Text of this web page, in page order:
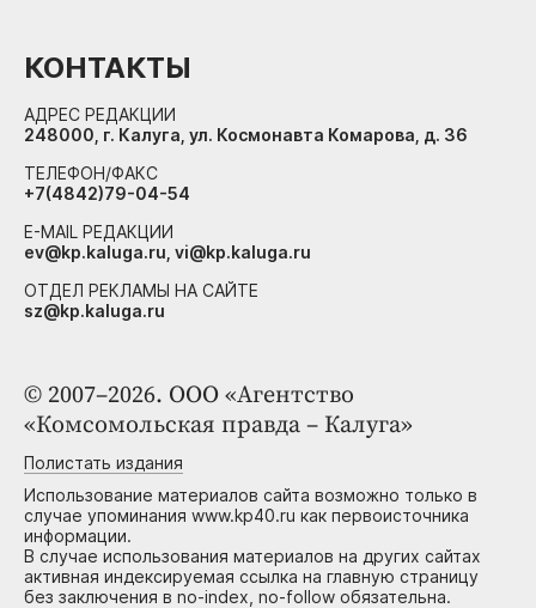
© 2007–2026. ООО «Агентство
«Комсомольская правда – Калуга»
Полистать издания
Использование материалов сайта возможно только в
случае упоминания www.kp40.ru как первоисточника
информации.
В случае использования материалов на других сайтах
активная индексируемая ссылка на главную страницу
без заключения в no-index, no-follow обязательна.
КОНТАКТЫ
АДРЕС РЕДАКЦИИ
248000, г. Калуга, ул. Космонавта Комарова, д. 36
ТЕЛЕФОН/ФАКС
+7(4842)79-04-54
E-MAIL РЕДАКЦИИ
ev@kp.kaluga.ru, vi@kp.kaluga.ru
ОТДЕЛ РЕКЛАМЫ НА САЙТЕ
sz@kp.kaluga.ru